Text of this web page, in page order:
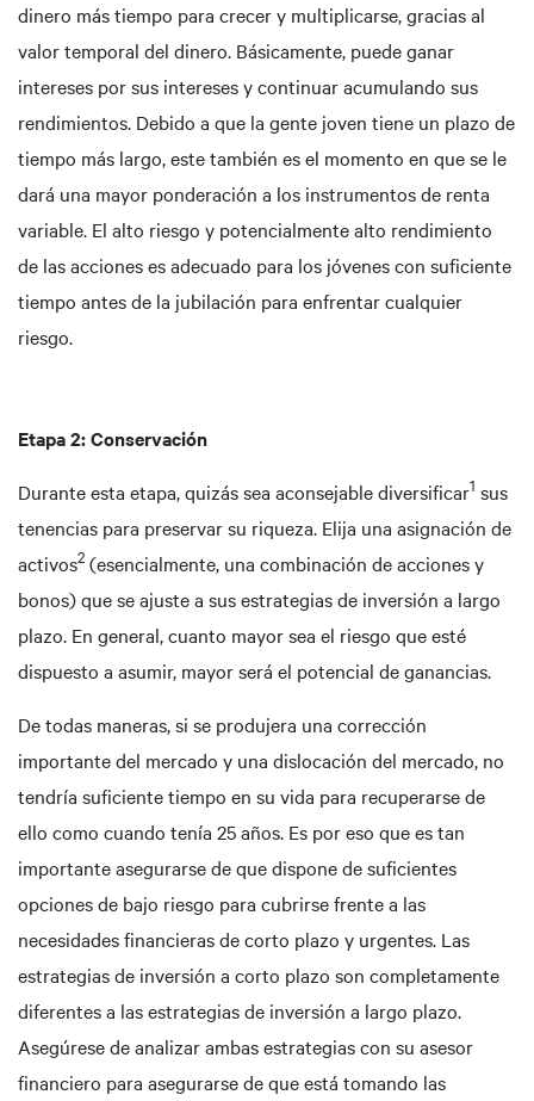
dinero más tiempo para crecer y multiplicarse, gracias al
valor temporal del dinero. Básicamente, puede ganar
intereses por sus intereses y continuar acumulando sus
rendimientos. Debido a que la gente joven tiene un plazo de
tiempo más largo, este también es el momento en que se le
dará una mayor ponderación a los instrumentos de renta
variable. El alto riesgo y potencialmente alto rendimiento
de las acciones es adecuado para los jóvenes con suficiente
tiempo antes de la jubilación para enfrentar cualquier
riesgo.
Etapa 2: Conservación
Durante esta etapa, quizás sea aconsejable diversificar1 sus
tenencias para preservar su riqueza. Elija una asignación de
activos2 (esencialmente, una combinación de acciones y
bonos) que se ajuste a sus estrategias de inversión a largo
plazo. En general, cuanto mayor sea el riesgo que esté
dispuesto a asumir, mayor será el potencial de ganancias.
De todas maneras, si se produjera una corrección
importante del mercado y una dislocación del mercado, no
tendría suficiente tiempo en su vida para recuperarse de
ello como cuando tenía 25 años. Es por eso que es tan
importante asegurarse de que dispone de suficientes
opciones de bajo riesgo para cubrirse frente a las
necesidades financieras de corto plazo y urgentes. Las
estrategias de inversión a corto plazo son completamente
diferentes a las estrategias de inversión a largo plazo.
Asegúrese de analizar ambas estrategias con su asesor
financiero para asegurarse de que está tomando las